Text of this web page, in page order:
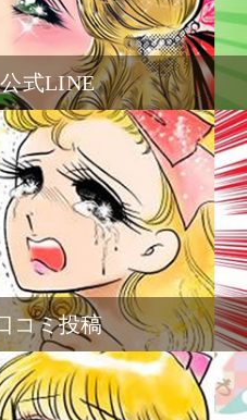
式LINE
コミ投稿